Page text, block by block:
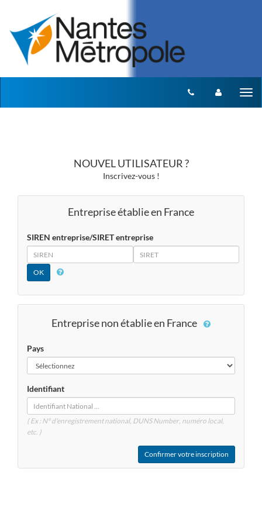
NOUVEL UTILISATEUR ?
Inscrivez-vous !
Entreprise établie en France
SIREN entreprise/SIRET entreprise
SIREN
SIRET
Entreprise non établie en France
Pays
Identifiant
( Ex : N° d'enregistrement national, DUNSNumber, numéro local,
etc. )